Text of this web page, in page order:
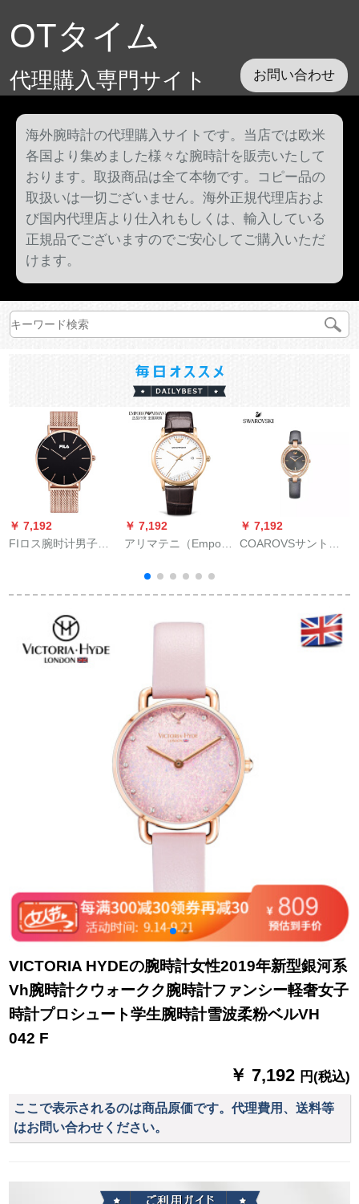
OTタイム
代理購入専門サイト お問い合わせ
海外腕時計の代理購入サイトです。当店では欧米
各国より集めました様々な腕時計を販売いたして
おります。取扱商品は全て本物です。コピー品の
取扱いは一切ございません。海外正規代理店およ
び国内代理店より仕入れもしくは、輸入している
正規品でございますのでご安心してご購入いただ
けます。
￥ 7,192
FIロス腕时计男子金
素化简素化
￥ 7,192
アリマテニ（Empor
の正規品は、ベルト
男時計ビレジャ男腕
￥ 7,192
COAROVSサントキ
に深い灰色のバラゴ
VICTORIA HYDEの腕時計女性2019年新型銀河系
Vh腕時計クウォークク腕時計ファンシー軽奢女子
時計プロシュート学生腕時計雪波柔粉ベルVH
042 F
￥ 7,192 円(税込)
ここで表示されるのは商品原価です。代理費用、送料等
はお問い合わせください。